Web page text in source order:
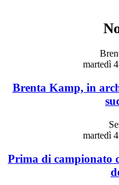
martedì
Brenta Kamp, in
martedì
Prima di campionato